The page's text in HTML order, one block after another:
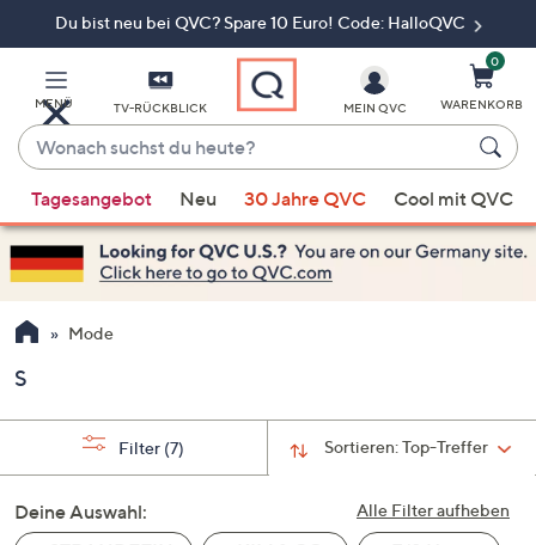
Du bist neu bei QVC? Spare 10 Euro! Code: HalloQVC
MENÜ TV-RÜCKBLICK
Wonach
suchst
du
heute?
Vorschläge
verfügbar
sind,
verwenden
Sie
Pfeiltasten
nach
und
nach
unten
MEIN QVC
0
WARENKORB
Tagesangebot Neu 30 Jahre QVC Cool mit QVC
Mode
S
Sortieren:Top-Treffer
Filter (7)
Alle Filter aufheben
Deine Auswahl: